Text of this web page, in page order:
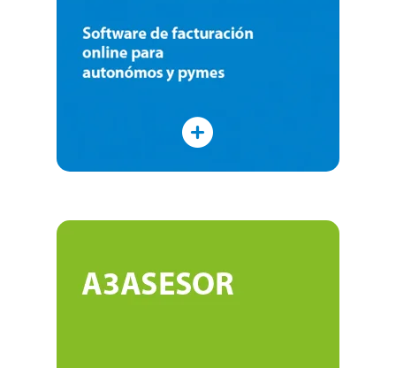
Descubre a3factura, el programa para
hacer facturas que te ayuda a gestionar
tu negocio fácilmente.